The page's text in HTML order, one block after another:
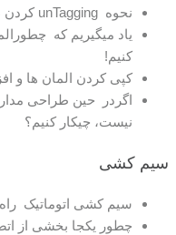
نحوه unTagging کردن در پروتئوس!
یاد میگیریم که
کنیم!
کپی کردن المان ها و
اگردر حین طراحی
نیست، چیکار کنیم؟
سیم کشی
سیم کشی اتوماتیک
چطور یکجا بخشی از